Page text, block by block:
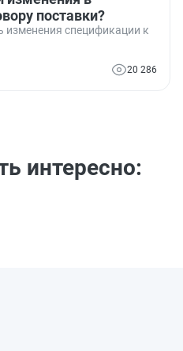
поставки?
изменения спецификации к
20 286
интересно: